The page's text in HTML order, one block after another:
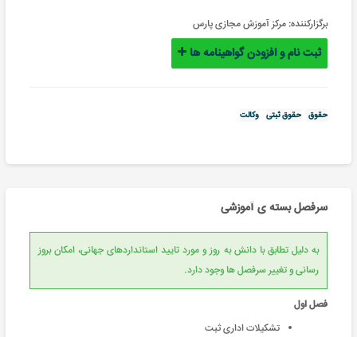
برگزارکننده: مرکز آموزش مجازی پارس
ثبت نام و افزودن گواهینامه ها
حقوق حقوق ثبتی وکالت
سرفصل بسته ی آموزشی
به دلیل تطابق با دانش به روز و مورد تایید استانداردهای جهانی، امکان بروز
رسانی و تغییر سرفصل ها وجود دارد.
فصل اول
تشکیلات اداری ثبت